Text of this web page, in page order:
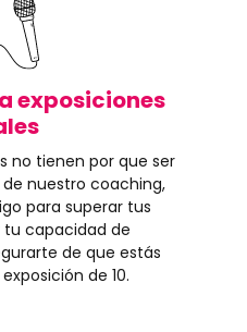
exposiciones
no tienen por que ser
nuestro coaching,
para superar tus
capacidad de
de que estás
de 10.